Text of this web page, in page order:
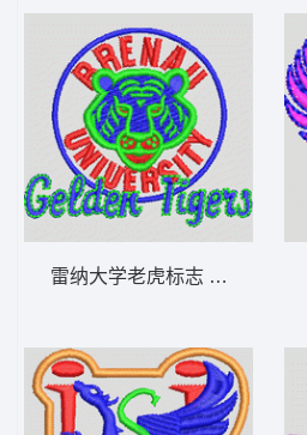
雷纳大学老